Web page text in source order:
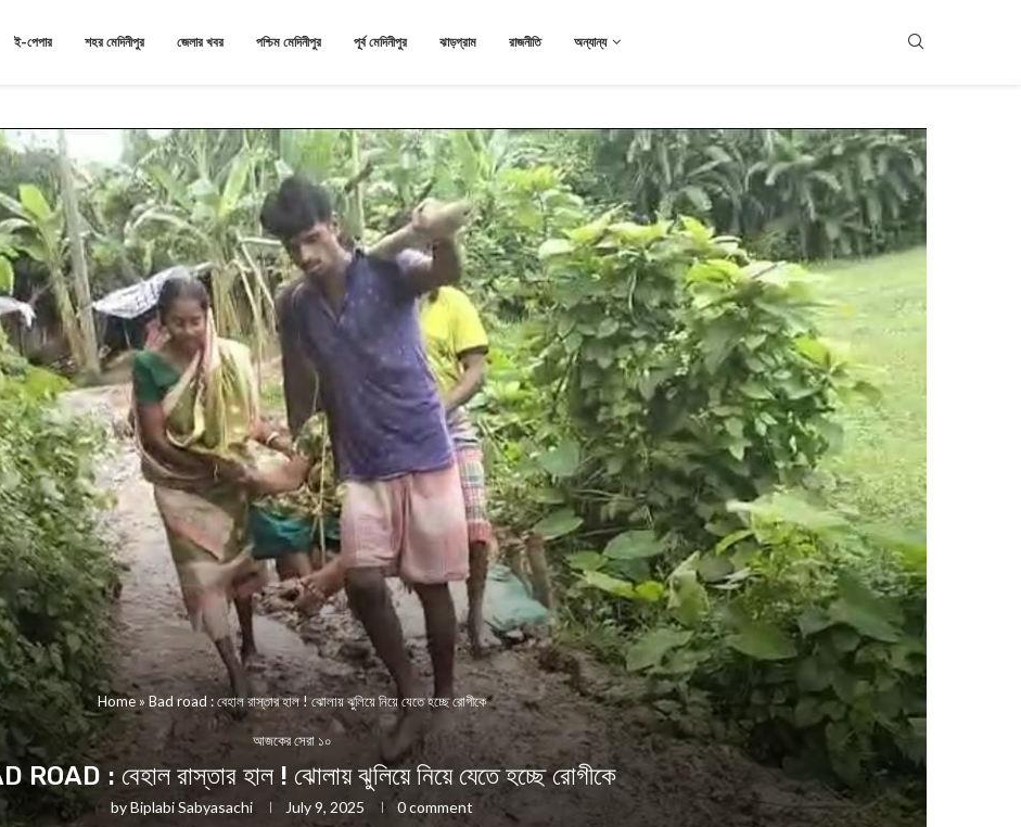
ই-পেপার শহর মেদিনীপুর জেলার খবর পশ্চিম মেদিনীপুর পূর্ব মেদিনীপুর ঝাড়গ্রাম রাজনীতি অন্যান্য
Home » Bad road : বেহাল রাস্তার হাল ! ঝোলায় ঝুলিয়ে নিয়ে যেতে হচ্ছে রোগীকে
আজকের সেরা ১০
ROAD : বেহাল রাস্তার হাল ! ঝোলায় ঝুলিয়ে নিয়ে যেতে হচ্ছে রোগীকে
byBiplabi Sabyasachi July 9, 2025 0 comment